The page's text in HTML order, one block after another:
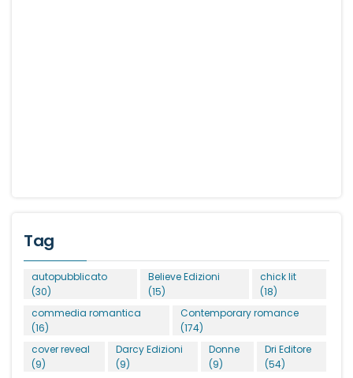
Tag
autopubblicato
(30)
Believe Edizioni
(15)
chick lit
(18)
commedia romantica
(16)
Contemporary romance
(174)
cover reveal
(9)
Darcy Edizioni
(9)
Donne
(9)
Dri Editore
(54)